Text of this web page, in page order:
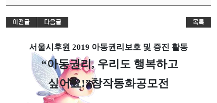
이전글 다음글 목록
서울시후원 2019 아동권리보호 및 증진 활동
“아동권리, 우리도 행복하고
싶어요!”창작동화공모전